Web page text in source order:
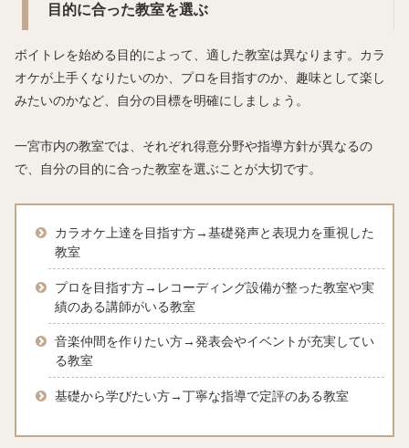
目的に合った教室を選ぶ
ボイトレを始める目的によって、適した教室は異なります。カラ
オケが上手くなりたいのか、プロを目指すのか、趣味として楽し
みたいのかなど、自分の目標を明確にしましょう。
一宮市内の教室では、それぞれ得意分野や指導方針が異なるの
で、自分の目的に合った教室を選ぶことが大切です。
カラオケ上達を目指す方→基礎発声と表現力を重視した
教室
プロを目指す方→レコーディング設備が整った教室や実
績のある講師がいる教室
音楽仲間を作りたい方→発表会やイベントが充実してい
る教室
基礎から学びたい方→丁寧な指導で定評のある教室